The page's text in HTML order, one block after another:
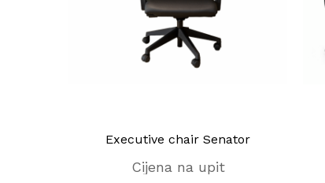
Executive chair Senator
Cijena na upit